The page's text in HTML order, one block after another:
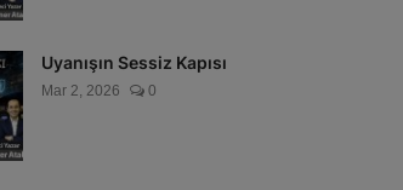
Uyanışın Sessiz Kapısı
Mar 2, 2026 0